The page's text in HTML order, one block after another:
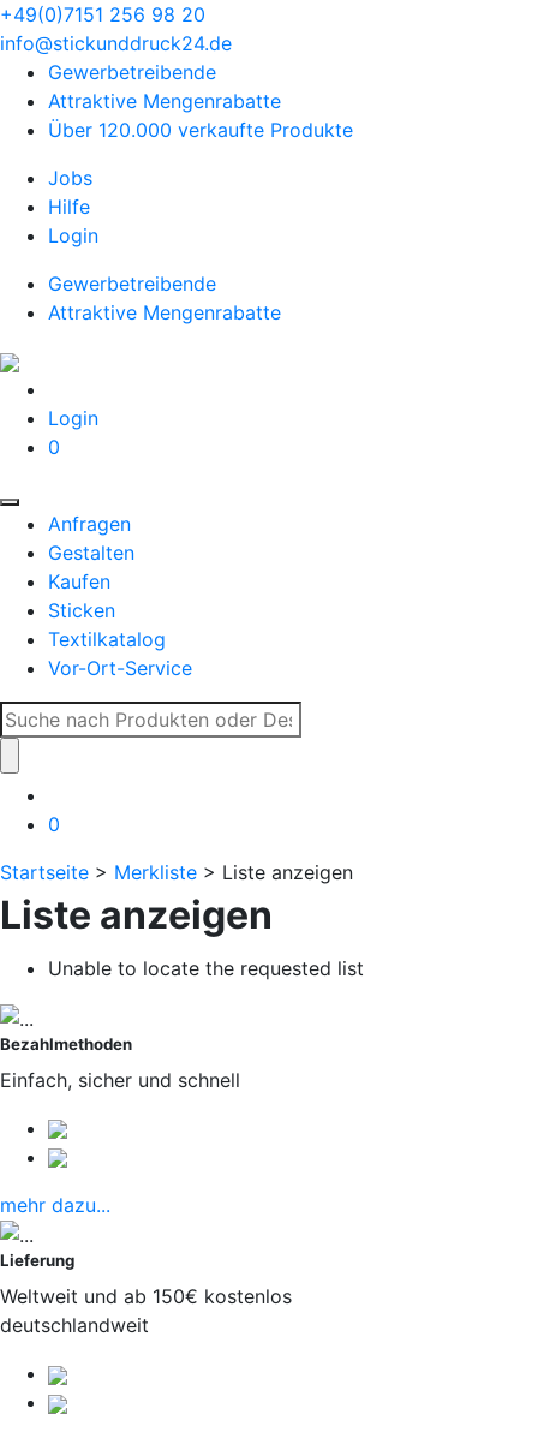
+49(0)7151 256 98 20‬
info@stickunddruck24.de
Gewerbetreibende
Attraktive Mengenrabatte
Über 120.000 verkaufte Produkte
Jobs
Hilfe
Login
Gewerbetreibende
Attraktive Mengenrabatte
Login
0
Anfragen
Gestalten
Kaufen
Sticken
Textilkatalog
Vor-Ort-Service
Suche
nach:
0
Startseite > Merkliste > Liste anzeigen
Liste anzeigen
Unable to locate the requested list
Bezahlmethoden
Einfach, sicher und schnell
mehr dazu...
Lieferung
Weltweit und ab 150€ kostenlos
deutschlandweit